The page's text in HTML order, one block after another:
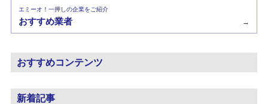
エミーオ！一押しの企業をご紹介
おすすめ業者 →
おすすめコンテンツ
新着記事